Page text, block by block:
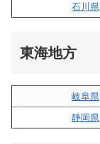
石川県
東海地方
岐阜県
静岡県